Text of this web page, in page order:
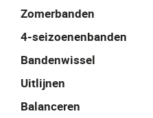
Zomerbanden
4-seizoenenbanden
Bandenwissel
Uitlijnen
Balanceren